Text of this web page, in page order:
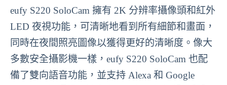
eufy S220 SoloCam 擁有 2K 分辨率攝像頭和紅外
LED 夜視功能，可清晰地看到所有細節和畫面，
同時在夜間照亮圖像以獲得更好的清晰度。像大
多數安全攝影機一樣，eufy S220 SoloCam 也配
備了雙向語音功能，並支持 Alexa 和 Google